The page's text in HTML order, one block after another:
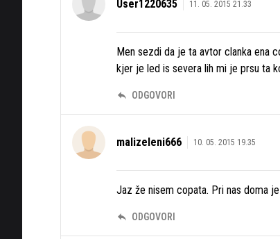
User1220635 11. 05. 2015 21.33
Men sezdi da je ta avtor clanka ena
kjer je led is severa lih mi je prsu ta
ODGOVORI
malizeleni666 10. 05. 2015 19.35
Jaz že nisem copata. Pri nas doma
ODGOVORI